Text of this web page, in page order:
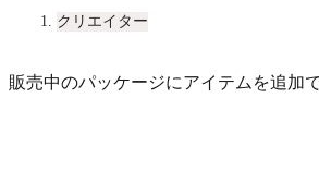
クリエイター
販売中のパッケージにアイテムを追加